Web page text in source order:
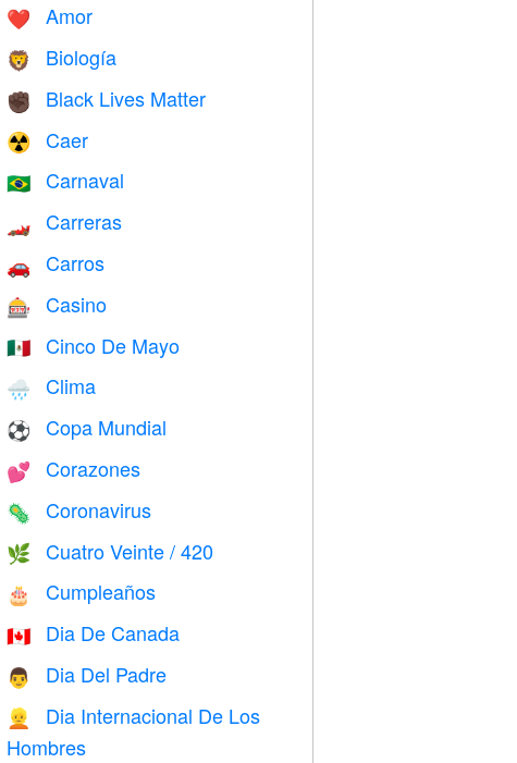
❤️️ Amor
🦁 Biología
✊🏿 Black Lives Matter
☢️ Caer
🇧🇷 Carnaval
🏎 Carreras
🚗 Carros
🎰 Casino
🇲🇽 Cinco De Mayo
🌧 Clima
⚽ Copa Mundial
💕 Corazones
🦠 Coronavirus
🌿 Cuatro Veinte / 420
🎂 Cumpleaños
🇨🇦 Dia De Canada
👨 Dia Del Padre
👱
Dia Internacional De Los
Hombres